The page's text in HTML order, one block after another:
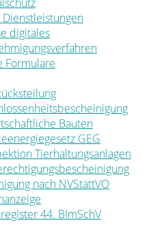
digitales
Formulare
Bauten
GEG
Tierhaltungsanlagen
nach NVStättVO
44. BImSchV